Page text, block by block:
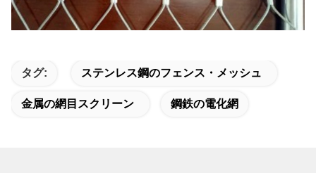
タグ: ステンレス鋼のフェンス・メッシュ
金属の網目スクリーン 鋼鉄の電化網